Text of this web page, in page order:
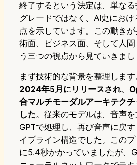
終了するという決定は、単な
グレードではなく、AI史にお
点を示しています。この動き
術面、ビジネス面、そして人
う三つの視点から見ていきまし
まず技術的な背景を整理します
2024年5月にリリースされ、
合マルチモーダルアーキテクチ
した。従来のモデルは、音声を
GPTで処理し、再び音声に戻
イプライン構造でした。この
に5.4秒かかっていましたが、